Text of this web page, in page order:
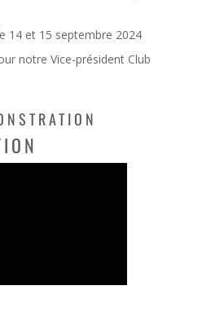
14 et 15 septembre 2024
notre Vice-président Club